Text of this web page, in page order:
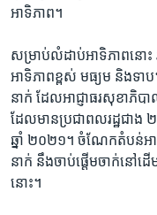
អាទិភាព។
សម្រាប់លំដាប់​អាទិភាព​នោះ
អាទិភាព​ខ្ពស់ មធ្យម និង​ទា
នាក់ ដែល​អាជ្ញាធរ​សុខាភិ
ដែល​មានប្រជាពលរដ្ឋ​ជាង​
ឆ្នាំ​ ២០២១។ ចំណែក​តំបន់អ
នាក់ នឹង​ចាប់​ផ្តើម​ចាក់​នៅ​ដ
នោះ។